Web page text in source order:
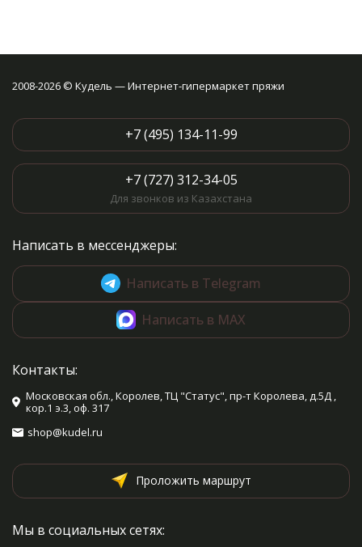
2008-2026 © Кудель — Интернет-гипермаркет пряжи
+7 (495) 134-11-99
+7 (727) 312-34-05
Для звонков из Казахстана
Написать в мессенджеры:
Написать в Telegram
Написать в MAX
Контакты:
Московская обл., Королев, ТЦ "Статус", пр-т Королева, д.5Д ,
кор.1 э.3, оф. 317
shop@kudel.ru
Проложить маршрут
Мы в социальных сетях: